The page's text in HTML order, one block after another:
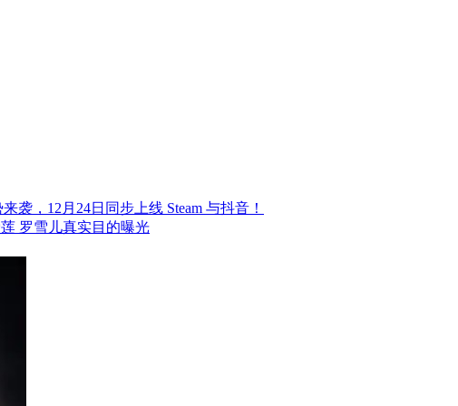
袭，12月24日同步上线 Steam 与抖音！
罗雪儿真实目的曝光